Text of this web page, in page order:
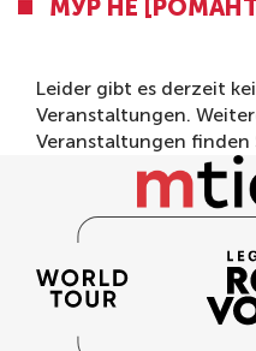
МУР НЕ
Leider gibt es derzeit
Veranstaltungen.
Veranstaltungen finden